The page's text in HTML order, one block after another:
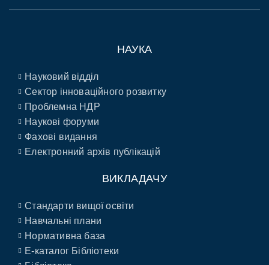
НАУКА
Науковий відділ
Сектор інноваційного розвитку
Проблемна НДР
Наукові форуми
Фахові видання
Електронний архів публікацій
ВИКЛАДАЧУ
Стандарти вищої освіти
Навчальні плани
Нормативна база
E-каталог Бібліотеки